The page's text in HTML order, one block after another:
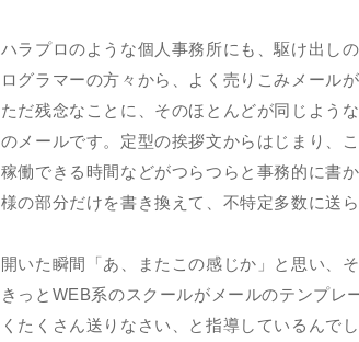
ハラプロのような個人事務所にも、駆け出し
ログラマーの方々から、よく売りこみメール
ただ残念なことに、そのほとんどが同じよう
のメールです。定型の挨拶文からはじまり、
稼働できる時間などがつらつらと事務的に書
様の部分だけを書き換えて、不特定多数に送ら
開いた瞬間「あ、またこの感じか」と思い、
きっとWEB系のスクールがメールのテンプレ
くたくさん送りなさい、と指導しているんでし